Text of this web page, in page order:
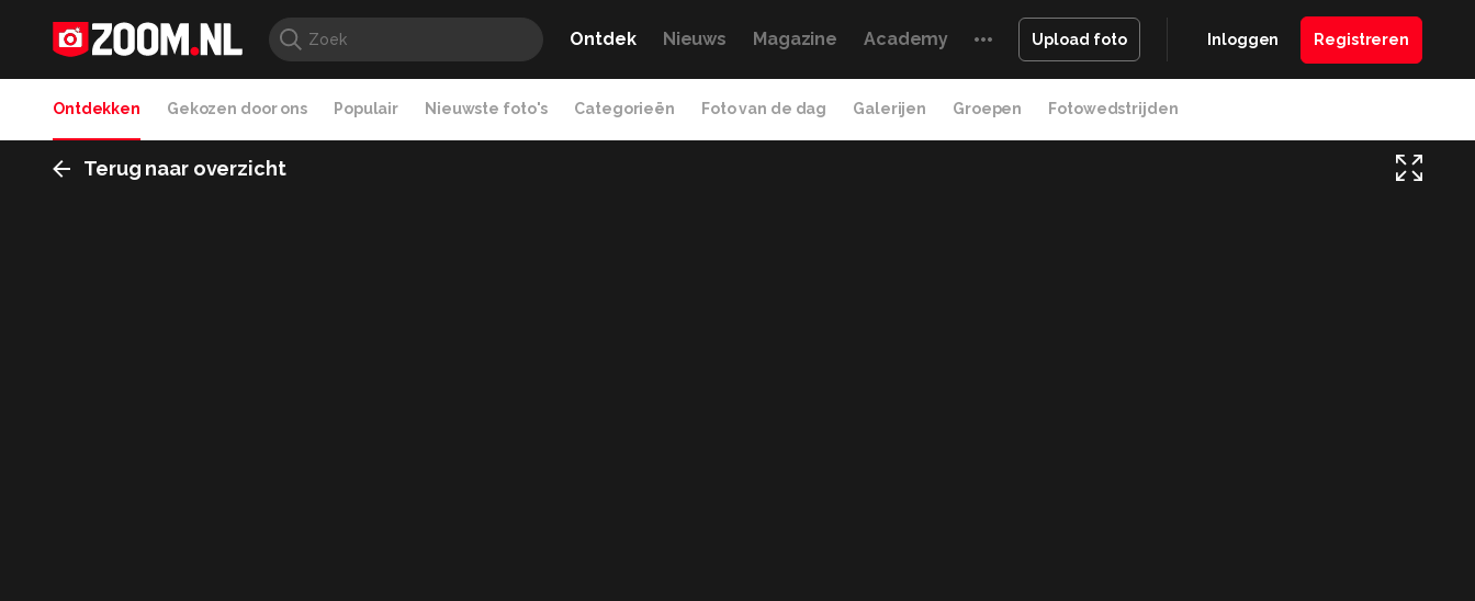
Ontdek Nieuws Magazine Academy Upload foto Inloggen Registreren
Ontdekken Gekozen door ons Populair Nieuwste foto's Categorieën Foto van de dag Galerijen Groepen Fotowedstrijden
Terug naar overzicht